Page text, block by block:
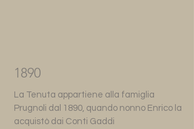
1890
La Tenuta appartiene alla famiglia
Prugnoli dal 1890, quando nonno Enrico la
acquistò dai Conti Gaddi